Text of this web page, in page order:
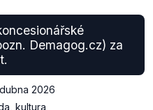
Demagog.cz) za
dubna 2026
kultura